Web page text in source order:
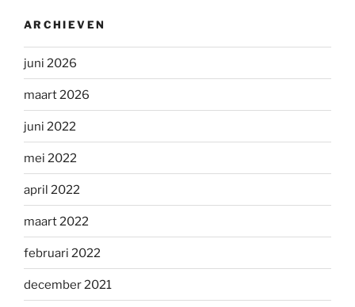
ARCHIEVEN
juni 2026
maart 2026
juni 2022
mei 2022
april 2022
maart 2022
februari 2022
december 2021